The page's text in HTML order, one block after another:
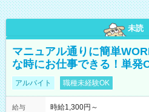
未読
マニュアル通りに簡単
な時にお仕事できる！単
アルバイト 職種未経験OK
給与
時給1,300円～